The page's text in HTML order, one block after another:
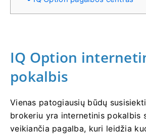
IQ Option
pokalbis
Vienas patogiausių būdų susisiekti
brokeriu yra internetinis pokalbis
veikiančia pagalba, kuri leidžia